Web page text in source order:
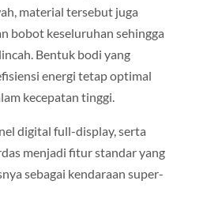
material tersebut juga
bobot keseluruhan sehingga
Bentuk bodi yang
energi tetap optimal
kecepatan tinggi.
digital full-display, serta
menjadi fitur standar yang
sebagai kendaraan super-